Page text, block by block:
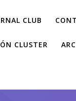
CLUB
CLUSTER